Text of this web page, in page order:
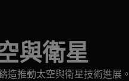
與衛星
造推動太空與衛星技術進展。